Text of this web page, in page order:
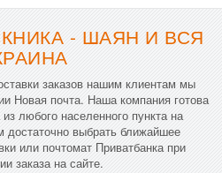
- ШАЯН И ВСЯ
заказов нашим клиентам мы
Новая почта. Наша компания готова
любого населенного пункта на
достаточно выбрать ближайшее
или почтомат Приватбанка при
заказа на сайте.